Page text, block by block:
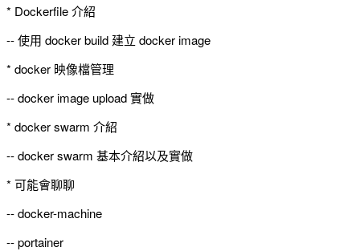
* Dockerfile 介紹
-- 使用 docker build 建立 docker image
* docker 映像檔管理
-- docker image upload 實做
* docker swarm 介紹
-- docker swarm 基本介紹以及實做
* 可能會聊聊
-- docker-machine
-- portainer